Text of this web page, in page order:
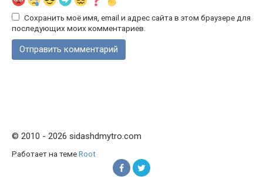
Сохранить моё имя, email и адрес сайта в этом браузере для
последующих моих комментариев.
© 2010 - 2026 sidashdmytro.com
Работает на темеRoot